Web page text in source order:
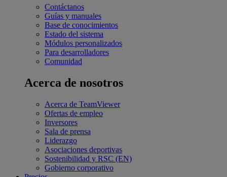
Contáctanos
Guías y manuales
Base de conocimientos
Estado del sistema
Módulos personalizados
Para desarrolladores
Comunidad
Acerca de nosotros
Acerca de TeamViewer
Ofertas de empleo
Inversores
Sala de prensa
Liderazgo
Asociaciones deportivas
Sostenibilidad y RSC (EN)
Gobierno corporativo